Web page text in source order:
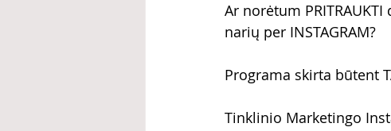
Ar norėtum
narių per INSTAGRAM?
Programa skirta būtent
Tinklinio Marketingo